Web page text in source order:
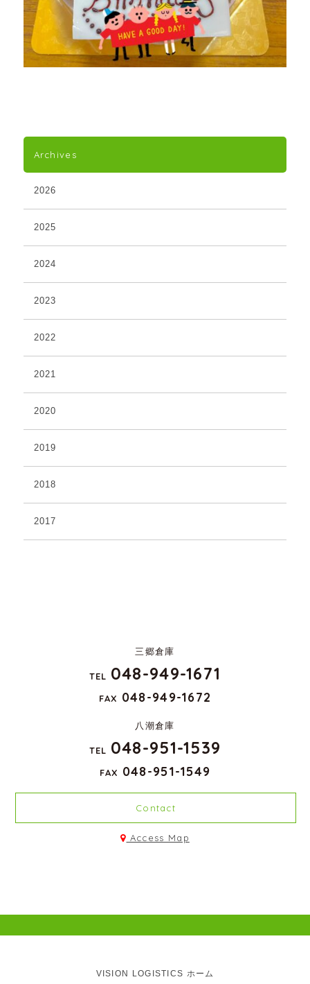
Archives
2026
2025
2024
2023
2022
2021
2020
2019
2018
2017
三郷倉庫
TEL 048-949-1671
FAX 048-949-1672
八潮倉庫
TEL 048-951-1539
FAX 048-951-1549
Contact
Access Map
VISION LOGISTICS ホーム